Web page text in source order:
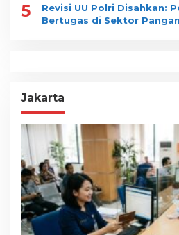
5
Revisi UU Polri Disahkan:
Bertugas di Sektor
Jakarta